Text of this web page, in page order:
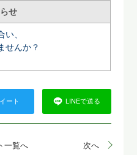
せ
、
せんか？
ート LINEで送る
一覧へ 次へ